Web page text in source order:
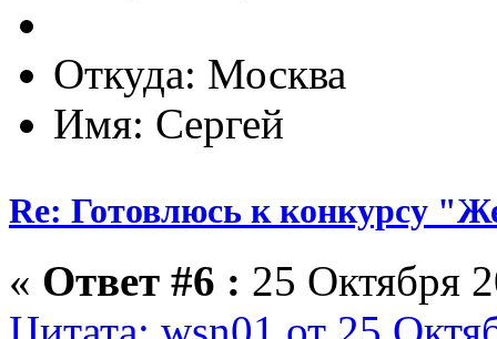
Откуда: Москва
Имя: Сергей
Re: Готовлюсь к конкурсу
« Ответ #6 : 25 Октября